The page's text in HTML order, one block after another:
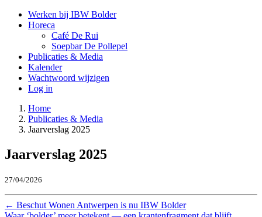
Werken bij IBW Bolder
Horeca
Café De Rui
Soepbar De Pollepel
Publicaties & Media
Kalender
Wachtwoord wijzigen
Log in
Home
Publicaties & Media
Jaarverslag 2025
Jaarverslag 2025
27/04/2026
← Beschut Wonen Antwerpen is nu IBW Bolder